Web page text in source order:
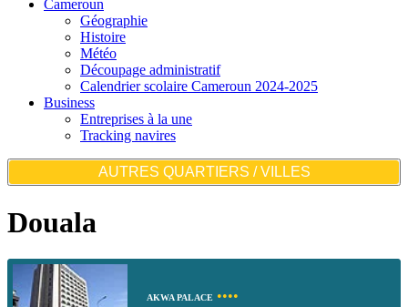
Cameroun
Géographie
Histoire
Météo
Découpage administratif
Calendrier scolaire Cameroun 2024-2025
Business
Entreprises à la une
Tracking navires
AUTRES QUARTIERS / VILLES
Douala
AKWA PALACE ••••